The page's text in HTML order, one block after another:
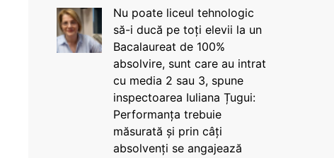
Nu poate liceul tehnologic
să-i ducă pe toți elevii la un
Bacalaureat de 100%
absolvire, sunt care au intrat
cu media 2 sau 3, spune
inspectoarea Iuliana Țugui:
Performanța trebuie
măsurată și prin câți
absolvenți se angajează